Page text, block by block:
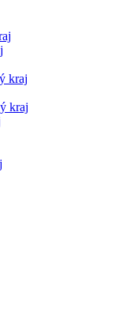
kraj
kraj